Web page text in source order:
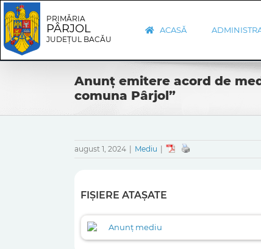
Skip
to
content
Skip
Navigation
PRIMĂRIA
PÂRJOL
JUDEȚUL BACĂU
ACASĂ
Anunț emitere acord de
comuna Pârjol”
august 1, 2024 Mediu
FIȘIERE ATAȘATE
Anunț mediu